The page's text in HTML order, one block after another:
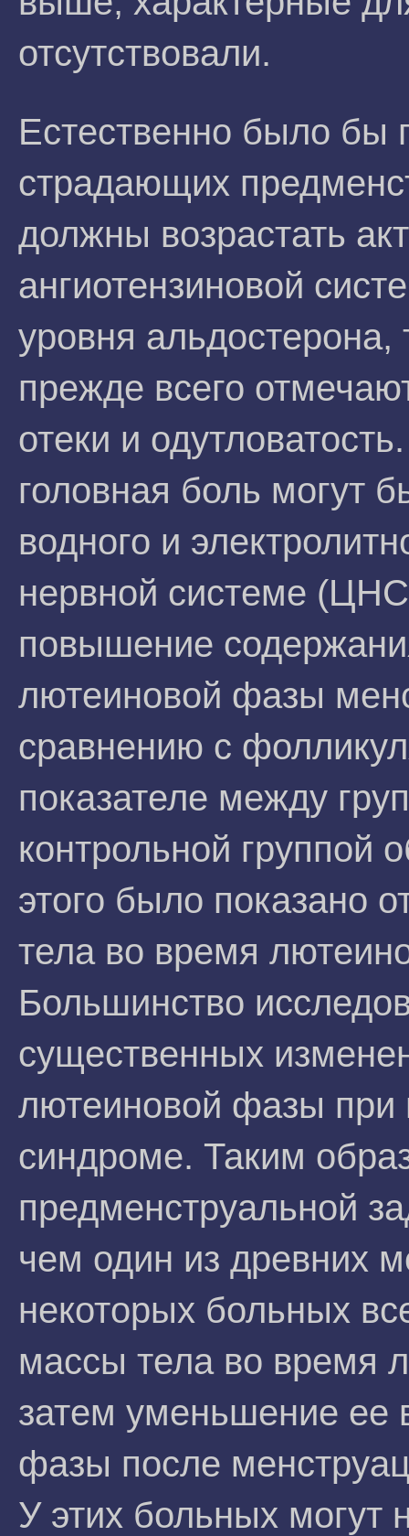
отсутствовали.
Естественно было бы
страдающих
должны возрастать
ангиотензиновой
уровня альдостерона,
прежде всего
отеки и
головная боль могут
водного и
нервной системе
повышение
лютеиновой фазы
сравнению с
показателе между
контрольной
этого было показано
тела во время
Большинство
существенных
лютеиновой фазы при
синдроме. Таким
предменструальной
чем один из древних
некоторых больных
массы тела во время
затем уменьшение ее
фазы после
У этих больных могут